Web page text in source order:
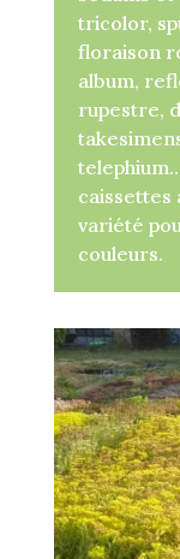
tricolor,
floraison
album,
rupestre,
caissettes
variété
couleurs.